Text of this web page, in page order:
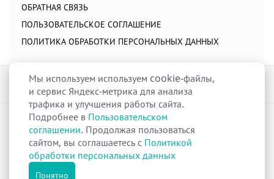
ОБРАТНАЯ СВЯЗЬ
ПОЛЬЗОВАТЕЛЬСКОЕ СОГЛАШЕНИЕ
ПОЛИТИКА ОБРАБОТКИ ПЕРСОНАЛЬНЫХ ДАННЫХ
raduga-ural.ru ©
Группа компаний Радуга
ЛицензияЛ042-00110-77/00263680 от 07 декабря 2017 г.
Разрешение№Р013-00110-66/03100314на дистанционную торговлю
лекарственными препаратами от 02 сентября 2025 г.
Все права защищены
Мы используем используем cookie-файлы,
и сервис Яндекс-метрика для анализа
трафика и улучшения работы сайта.
Подробнее в Пользовательском
соглашении. Продолжая пользоваться
сайтом, вы соглашаетесь с Политикой
обработки персональных данных
Понятно